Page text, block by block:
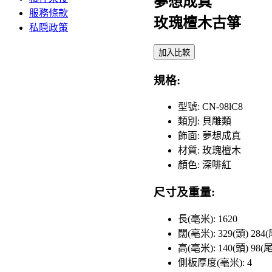
玫瑰檀木古箏
加入比較
規格:
型號: CN-98lC8
類別: 貝雕類
飾面: 夢想成真
材質: 玫瑰檀木
顏色: 深啡紅
尺寸及重量:
長(亳米): 1620
闊(亳米): 329(頭) 284(
高(亳米): 140(頭) 98(
側板厚度(亳米): 4
服務條款
私隠政策